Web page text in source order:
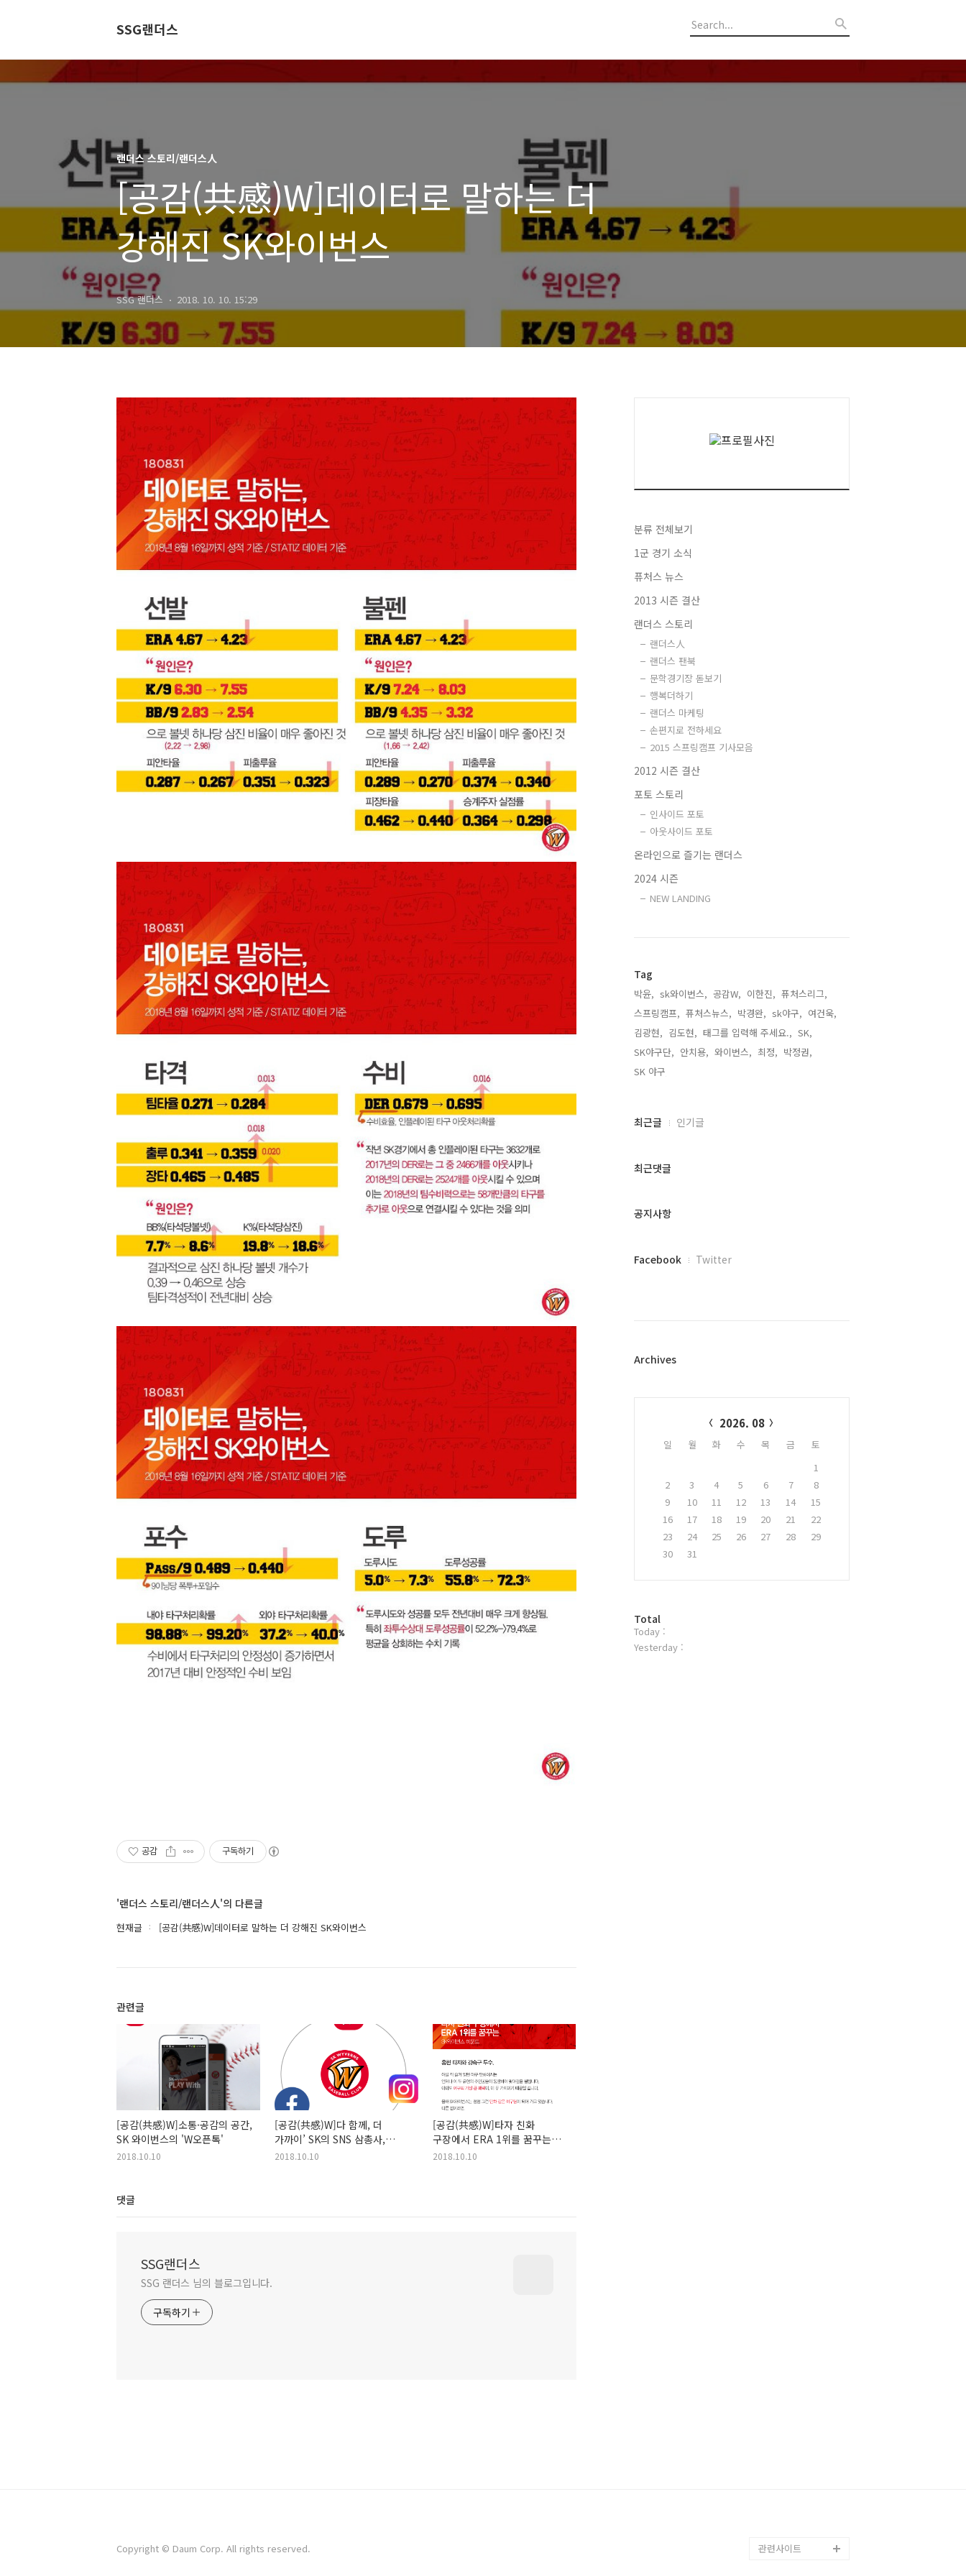
SSG랜더스
랜더스 스토리/랜더스人
[공감(共感)W]데이터로 말하는 더
강해진 SK와이번스
SSG 랜더스 2018. 10. 10. 15:29
공감 구독하기
'랜더스 스토리/랜더스人'의 다른글
현재글 [공감(共感)W]데이터로 말하는 더 강해진 SK와이번스
관련글
[공감(共感)W]소통·공감의 공간,
SK 와이번스의 'W오픈톡'
2018.10.10
[공감(共感)W]다 함께, 더
가까이’ SK의 SNS 삼총사,
손가락으로 통하는 감성
2018.10.10
[공감(共感)W]타자 친화
구장에서 ERA 1위를 꿈꾸는
SK와이번스 마운드
2018.10.10
댓글
SSG랜더스
SSG 랜더스 님의 블로그입니다.
구독하기
분류 전체보기
1군 경기 소식
퓨처스 뉴스
2013 시즌 결산
랜더스 스토리
랜더스人
랜더스 팬북
문학경기장 돋보기
행복더하기
랜더스 마케팅
손편지로 전하세요
2015 스프링캠프 기사모음
2012 시즌 결산
포토 스토리
인사이드 포토
아웃사이드 포토
온라인으로 즐기는 랜더스
2024 시즌
NEW LANDING
Tag
박윤, sk와이번스, 공감W, 이한진, 퓨처스리그,
스프링캠프, 퓨처스뉴스, 박경완, sk야구, 여건욱,
김광현, 김도현, 태그를 입력해 주세요., SK,
SK야구단, 안치용, 와이번스, 최정, 박정권,
SK 야구,
최
과
글
최근글 인기글
최근댓글
공지사항
페
플
Facebook Twitter
Archives
2026. 08
일 월 화 수 목 금
토
1
2
3 4 5 6 7
8
9
10 11 12 13 14
15
16
17 18 19 20 21
22
23
24 25 26 27 28
29
30
31
방
문
자
Total
Today :
Yesterday :
Copyright © Daum Corp. All rights reserved. 관련사이트